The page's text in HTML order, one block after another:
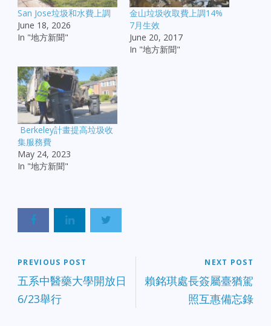
San Jose垃圾和水費上調
June 18, 2026
In "地方新聞"
金山垃圾收取費上調14%
7月生效
June 20, 2017
In "地方新聞"
Berkeley計畫提高垃圾收
集服務費
May 24, 2023
In "地方新聞"
PREVIOUS POST
五系中醫藥大學開放日
6/23舉行
NEXT POST
賴銘琪處長簽屬臺猶駕
照互惠備忘錄